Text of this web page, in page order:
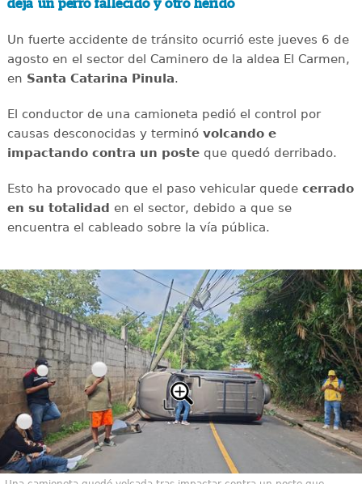
deja un perro fallecido y otro herido
Un fuerte accidente de tránsito ocurrió este jueves 6 de
agosto en el sector del Caminero de la aldea El Carmen,
en Santa Catarina Pinula.
El conductor de una camioneta pedió el control por
causas desconocidas y terminó volcando e
impactando contra un posteque quedó derribado.
Esto ha provocado que el paso vehicular quede cerrado
en su totalidad en el sector, debido a que se
encuentra el cableado sobre la vía pública.